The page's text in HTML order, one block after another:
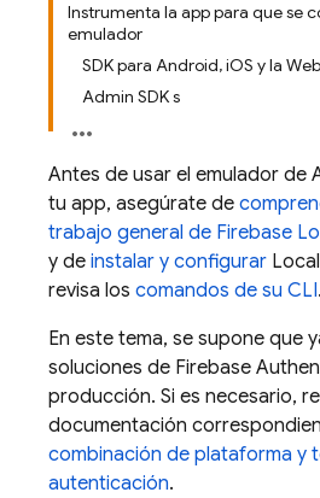
Instrumenta la app para que se
emulador
SDK para Android, iOS y la Web
Admin SDK s
Antes de usar el emulador de
tu app, asegúrate de
trabajo general de Firebase
y de instalar y configurar
revisa los comandos de su CLI.
En este tema, se supone que
soluciones de Firebase
producción. Si es necesario,
documentación
combinación de plataforma y
autenticación.